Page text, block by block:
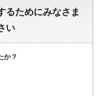
るためにみなさま
い
か？